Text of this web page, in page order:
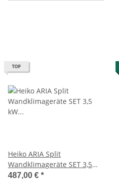
TOP
Heiko ARIA Split
Wandklimageräte SET 3,5
kW (JS035-A1/JZ035-A1) ****
487,00 € *